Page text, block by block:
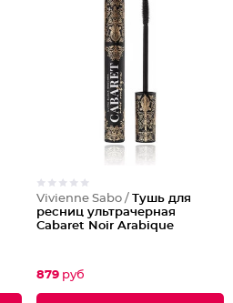
Vivienne Sabo / Тушь для
ресниц ультрачерная
Cabaret Noir Arabique
879 руб